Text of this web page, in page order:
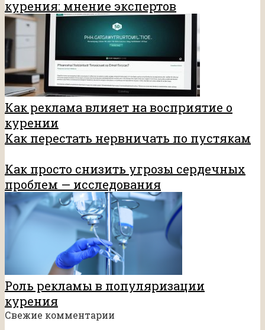
курения: мнение экспертов
Как реклама влияет на восприятие о
курении
Как перестать нервничать по пустякам
Как просто снизить угрозы сердечных
проблем — исследования
Роль рекламы в популяризации
курения
Свежие комментарии